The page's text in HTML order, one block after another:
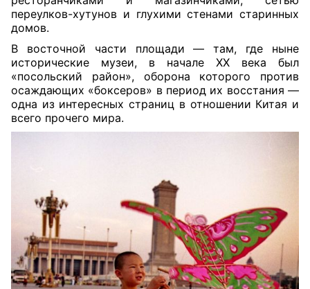
переулков-хутунов и глухими стенами старинных
домов.
В восточной части площади — там, где ныне
исторические музеи, в начале XX века был
«посольский район», оборона которого против
осаждающих «боксеров» в период их восстания —
одна из интересных страниц в отношении Китая и
всего прочего мира.